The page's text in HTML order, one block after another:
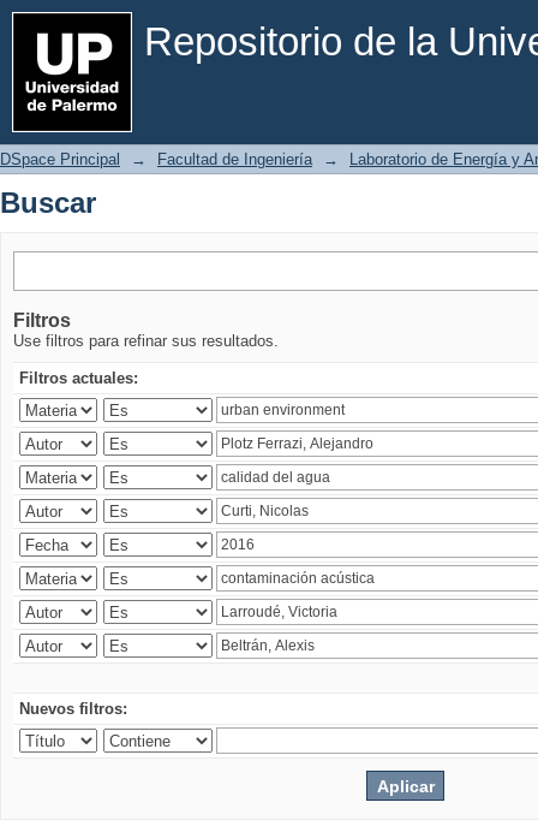
Repositorio de la
Buscar
DSpace Principal → Facultad de Ingeniería → Laboratorio de Energía y
Buscar
Filtros
Use filtros para refinar sus resultados.
Filtros actuales:
Nuevos filtros: